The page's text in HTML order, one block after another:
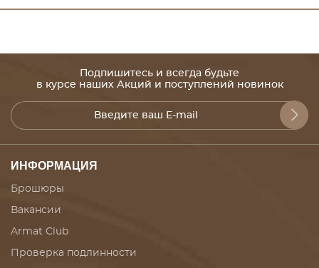
Подпишитесь и всегда будьте
в курсе наших Акций и поступлений новинок
ИНФОРМАЦИЯ
Брошюры
Вакансии
Armat Club
Проверка подлинности